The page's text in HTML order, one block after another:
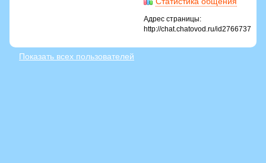
Адрес страницы:
http://chat.chatovod.ru/id2766737
Показать всех пользователей